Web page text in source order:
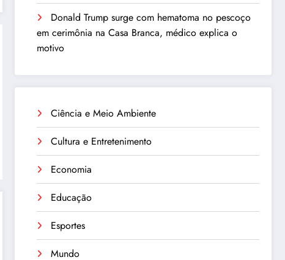
Donald Trump surge com hematoma no pescoço
em cerimônia na Casa Branca, médico explica o
motivo
Ciência e Meio Ambiente
Cultura e Entretenimento
Economia
Educação
Esportes
Mundo